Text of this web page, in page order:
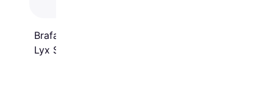
Brafab Softa Hammockset
Lyx Stolsdyna Grå